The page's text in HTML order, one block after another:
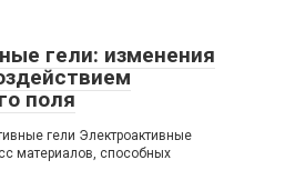
гели: изменения
поля
гели Электроактивные
материалов, способных